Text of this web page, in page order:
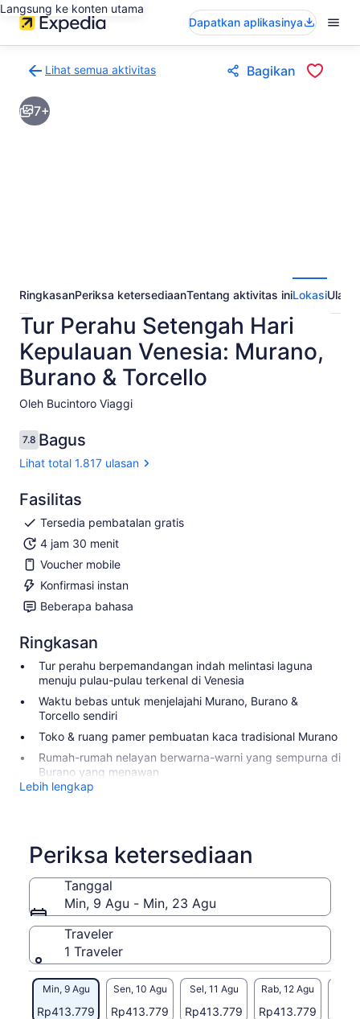
Langsung ke konten utama
Dapatkan aplikasinya
Lihat semua aktivitas
ke
halaman
hasil
Bagikan
7+
RingkasanPeriksa ketersediaanTentang aktivitas iniLokasi
Tur Perahu Setengah Hari
Kepulauan Venesia: Murano,
Burano & Torcello
Oleh Bucintoro Viaggi
7.87.8 dari 10
Bagus
Lihat total 1.817 ulasan
Fasilitas
Tersedia pembatalan gratis
4 jam 30 menit
Voucher mobile
Konfirmasi instan
Beberapa bahasa
Ringkasan
Tur perahu berpemandangan indah melintasi laguna
menuju pulau-pulau terkenal di Venesia
Waktu bebas untuk menjelajahi Murano, Burano &
Torcello sendiri
Toko & ruang pamer pembuatan kaca tradisional Murano
Rumah-rumah nelayan berwarna-warni yang sempurna di
Burano yang menawan
Lebih lengkap
Periksa ketersediaan
Tanggal
Min, 9 Agu - Min, 23 Agu
Traveler
1 Traveler
Min, 9 Agu
Rp413.779
Sen, 10 Agu
Rp413.779
Sel, 11 Agu
Rp413.779
Rab, 12 Agu
Rp413.779